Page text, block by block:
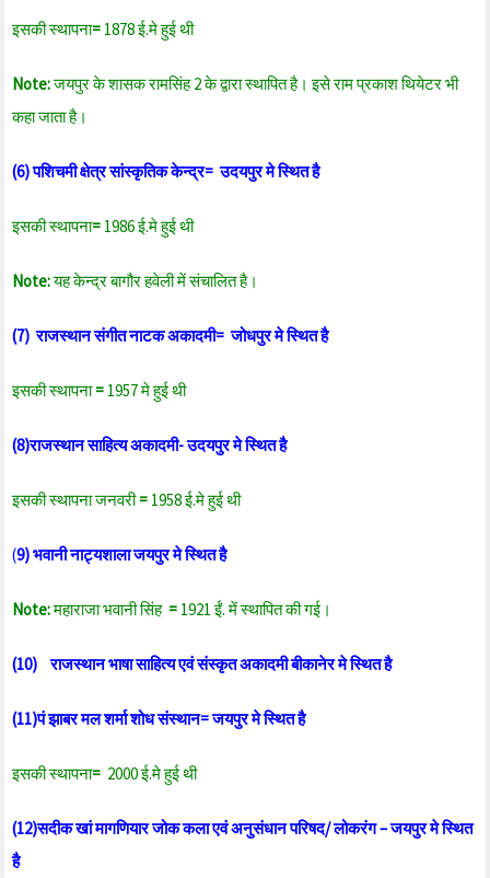
इसकी स्थापना= 1878 ई.मे हुई थी
Note:जयपुर के शासक रामसिंह 2 के द्वारा स्थापित है। इसे राम प्रकाश थियेटर भी
कहा जाता है।
(6) पशिचमी क्षेत्र सांस्कृतिक केन्द्र= उदयपुर मे स्थित है
इसकी स्थापना= 1986 ई.मे हुई थी
Note:यह केन्द्र बागौर हवेली में संचालित है।
(7) राजस्थान संगीत नाटक अकादमी= जोधपुर मे स्थित है
इसकी स्थापना= 1957 मे हुई थी
(8)राजस्थान साहित्य अकादमी- उदयपुर मे स्थित है
इसकी स्थापना जनवरी= 1958 ई.मे हुई थी
(9) भवानी नाट्यशाला जयपुर मे स्थित है
Note:महाराजा भवानी सिंह = 1921 ईं. में स्थापित की गई।
(10) राजस्थान भाषा साहित्य एवं संस्कृत अकादमी बीकानेर मे स्थित है
(11)पं झाबर मल शर्मा शोध संस्थान= जयपुर मे स्थित है
इसकी स्थापना= 2000 ई.मे हुई थी
(12)सदीक खां मागणियार जोक कला एवं अनुसंधान परिषद/ लोकरंग – जयपुर मे स्थित
है